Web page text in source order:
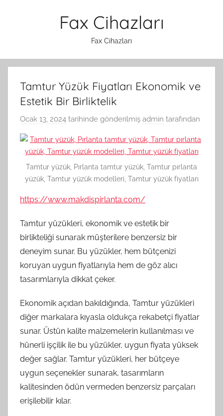
Fax Cihazları
Fax Cihazları
Tamtur Yüzük Fiyatları Ekonomik ve
Estetik Bir Birliktelik
Ocak 13, 2024 tarihinde gönderilmiş admin tarafından
Tamtur yüzük, Pırlanta tamtur yüzük, Tamtur pırlanta
yüzük, Tamtur yüzük modelleri, Tamtur yüzük fiyatları
https://www.makdispirlanta.com/
Tamtur yüzükleri, ekonomik ve estetik bir
birlikteliği sunarak müşterilere benzersiz bir
deneyim sunar. Bu yüzükler, hem bütçenizi
koruyan uygun fiyatlarıyla hem de göz alıcı
tasarımlarıyla dikkat çeker.
Ekonomik açıdan bakıldığında, Tamtur yüzükleri
diğer markalara kıyasla oldukça rekabetçi fiyatlar
sunar. Üstün kalite malzemelerin kullanılması ve
hünerli işçilik ile bu yüzükler, uygun fiyata yüksek
değer sağlar. Tamtur yüzükleri, her bütçeye
uygun seçenekler sunarak, tasarımların
kalitesinden ödün vermeden benzersiz parçaları
erişilebilir kılar.